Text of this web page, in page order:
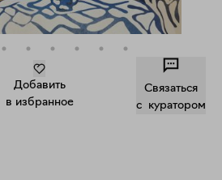
Добавить
в избранное
Связаться
c куратором